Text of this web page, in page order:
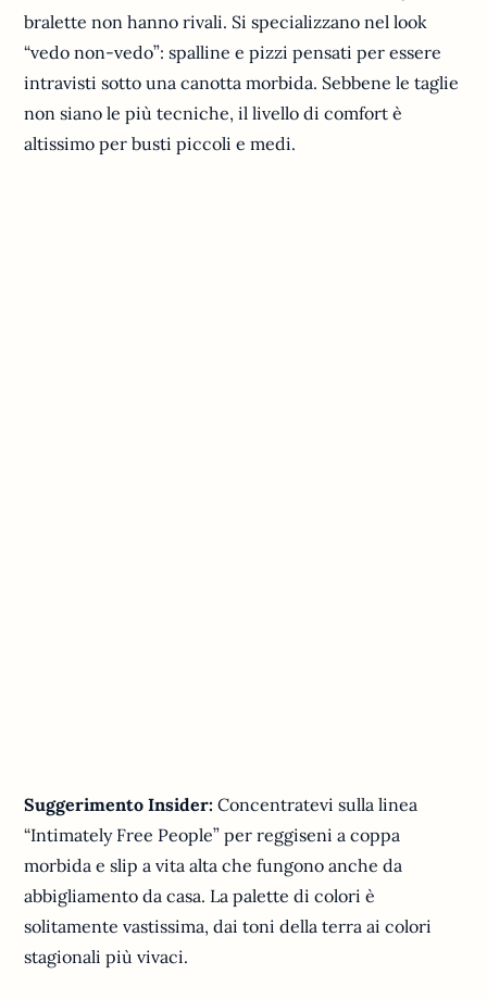
bralette non hanno rivali. Si specializzano nel look
“vedo non-vedo”: spalline e pizzi pensati per essere
intravisti sotto una canotta morbida. Sebbene le taglie
non siano le più tecniche, il livello di comfort è
altissimo per busti piccoli e medi.
Suggerimento Insider: Concentratevi sulla linea
“Intimately Free People” per reggiseni a coppa
morbida e slip a vita alta che fungono anche da
abbigliamento da casa. La palette di colori è
solitamente vastissima, dai toni della terra ai colori
stagionali più vivaci.